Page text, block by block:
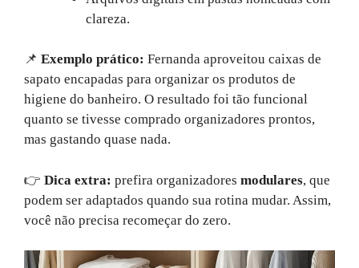
clareza.
📌 Exemplo prático: Fernanda aproveitou caixas de
sapato encapadas para organizar os produtos de
higiene do banheiro. O resultado foi tão funcional
quanto se tivesse comprado organizadores prontos,
mas gastando quase nada.
👉 Dica extra: prefira organizadores modulares, que
podem ser adaptados quando sua rotina mudar. Assim,
você não precisa recomeçar do zero.